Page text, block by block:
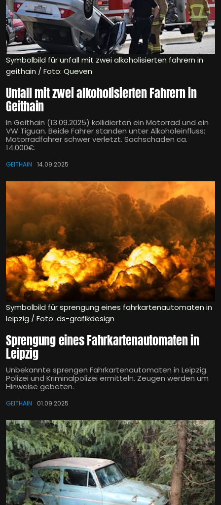
Symbolbild für unfall mit zwei alkoholisierten fahrern in
geithain / Foto: Queven
Unfall mit zwei alkoholisierten Fahrern in
Geithain
In Geithain (13.09.2025) kollidierten ein Motorrad und ein
VW Tiguan. Beide Fahrer standen unter Alkoholeinfluss;
Motorradfahrer schwer verletzt. Sachschaden ca.
14.000€.
GEITHAIN 14.09.2025
Symbolbild für sprengung eines fahrkartenautomaten in
leipzig / Foto: ds-grafikdesign
Sprengung eines Fahrkartenautomaten in
Leipzig
Unbekannte sprengen Fahrkartenautomaten in Leipzig.
Polizei und Kriminalpolizei ermitteln. Zeugen werden um
Hinweise gebeten.
GEITHAIN 01.09.2025